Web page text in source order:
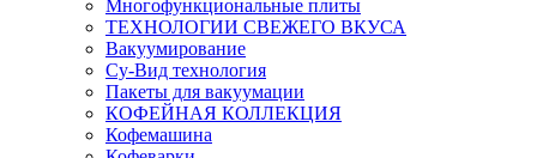
Многофункциональные плиты
ТЕХНОЛОГИИ СВЕЖЕГО ВКУСА
Вакуумирование
Су-Вид технология
Пакеты для вакуумации
КОФЕЙНАЯ КОЛЛЕКЦИЯ
Кофемашина